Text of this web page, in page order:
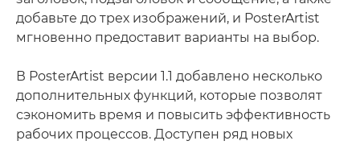
добавьте до трех изображений, и PosterArtist
мгновенно предоставит варианты на выбор.
В PosterArtist версии 1.1 добавлено несколько
дополнительных функций, которые позволят
сэкономить время и повысить эффективность
рабочих процессов. Доступен ряд новых